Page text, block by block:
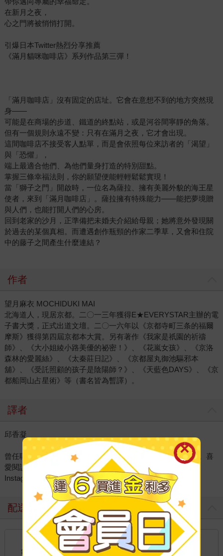
在新月之夜，
心之門將被悄悄打開。
引爆日本Twitter熱烈分享推薦
《滿月貓咪咖啡店》系列作品第三彈！
「滿月咖啡店」沒有固定的店址。它會在意想不到的地方突然現
身——
可能是在商場的步道、鐵道的終點站，或是河谷間寧靜的角落。
但有一個規則永遠不變：只有在滿月之夜，它才會出現。
這間咖啡店不接受客人點單，而是會依照每位來訪者的「渴望」
與「恐懼」，
端上最適合他們、為他們量身打造的特別甜點。
掌握三條幸福法則，你的願望便能輕輕鬆鬆實現！
當「獅子之門」開啟時，一位名為薩拉、擁有美麗外貌的海王星
使者，來到「滿月咖啡店」。薩拉擁有特殊能力——能把夢境贈
與人們，也能打開人們的心房。
回到老家的沙月，正準備把未婚夫介紹給母親；她將意外發現關
於過去的某個真相。而遭遇創作瓶頸的作家二季草，又會和住院
中的藤子之間產生什麼連結？
作者
望月麻衣 MOCHIDUKI MAI
北海道人，現居京都。二〇一三年獲得E★EVERYSTAR主辦的電
子書大獎，正式出道文壇。二〇一六年以《京都寺町三条的福爾
摩斯》獲得第四屆京都本大賞。另有著作《我家是祇園的祈禱
師》、《大小姐綾小路美優的祕密！》、《花嵐女孩》、《京洛
森林的愛麗絲》、《太秦莊日記》、《京都屋丸御池驅邪本
舖》、《受託照顧的孩子是陰陽師？》、《天藍色DAYS》、《京
都船岡山占星術》等（書名皆為暫譯）。
譯者
邱香凝
曾任職唱片公司、出版社、電腦娛樂產業，目前為專職譯者。喜
愛閱讀與書寫，用翻譯看世界。
Instagram：hsianghsiang3.0做翻譯的人
配送方式
台灣
國內宅配：本島、離島
到店取貨：
不限金額免運費